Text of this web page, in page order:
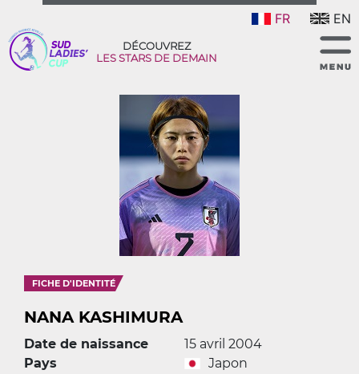
FR EN
DÉCOUVREZ
LES STARS DE DEMAIN
FICHE D'IDENTITÉ
NANA KASHIMURA
Date de naissance
15 avril 2004
Pays
Japon